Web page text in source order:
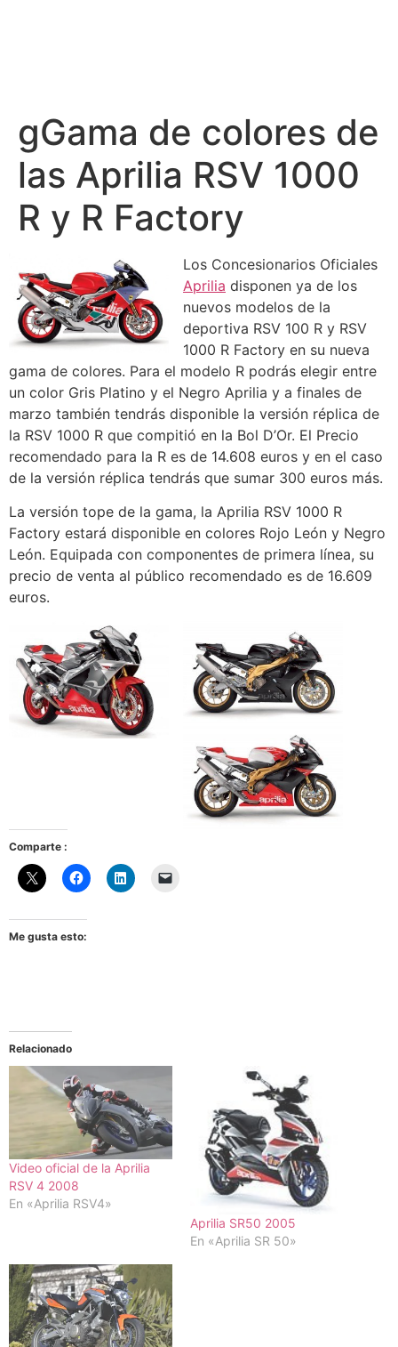
gGama de colores de
las Aprilia RSV 1000
R y R Factory
Los Concesionarios Oficiales
Aprilia disponen ya de los
nuevos modelos de la
deportiva RSV 100 R y RSV
1000 R Factory en su nueva
gama de colores. Para el modelo R podrás elegir entre
un color Gris Platino y el Negro Aprilia y a finales de
marzo también tendrás disponible la versión réplica de
la RSV 1000 R que compitió en la Bol D’Or. El Precio
recomendado para la R es de 14.608 euros y en el caso
de la versión réplica tendrás que sumar 300 euros más.
La versión tope de la gama, la Aprilia RSV 1000 R
Factory estará disponible en colores Rojo León y Negro
León. Equipada con componentes de primera línea, su
precio de venta al público recomendado es de 16.609
euros.
Comparte :
Me gusta esto:
Relacionado
Video oficial de la Aprilia
RSV 4 2008
En «Aprilia RSV4»
Aprilia SR50 2005
En «Aprilia SR 50»